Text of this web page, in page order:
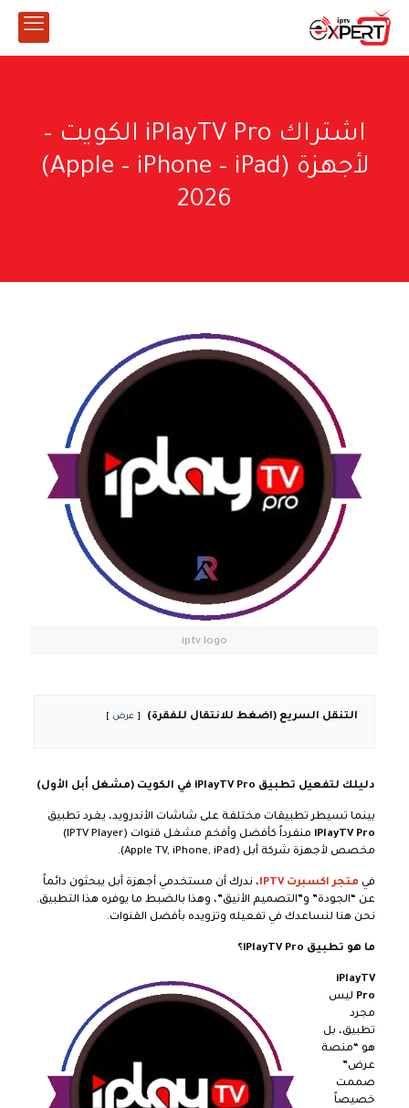
اشتراك iPlayTV Pro الكويت –
لأجهزة (Apple – iPhone – iPad)
2026
iptv logo
التنقل السريع (اضغط للانتقال للفقرة) عرض
دليلك لتفعيل تطبيق iPlayTV Pro في الكويت (مشغل أبل الأول)
بينما تسيطر تطبيقات مختلفة على شاشات الأندرويد، يغرد تطبيق
iPlayTV Pro
منفرداً كأفضل وأفخم مشغل قنوات (IPTV Player)
مخصص لأجهزة شركة أبل (Apple TV, iPhone, iPad).
في متجر اكسبرت IPTV
، ندرك أن مستخدمي أجهزة أبل يبحثون دائماً
عن “الجودة” و”التصميم الأنيق”، وهذا بالضبط ما يوفره هذا التطبيق.
نحن هنا لنساعدك في تفعيله وتزويده بأفضل القنوات.
ما هو تطبيق iPlayTV Pro؟
iPlayTV
Pro ليس
مجرد
تطبيق، بل
هو “منصة
عرض”
صممت
خصيصاً